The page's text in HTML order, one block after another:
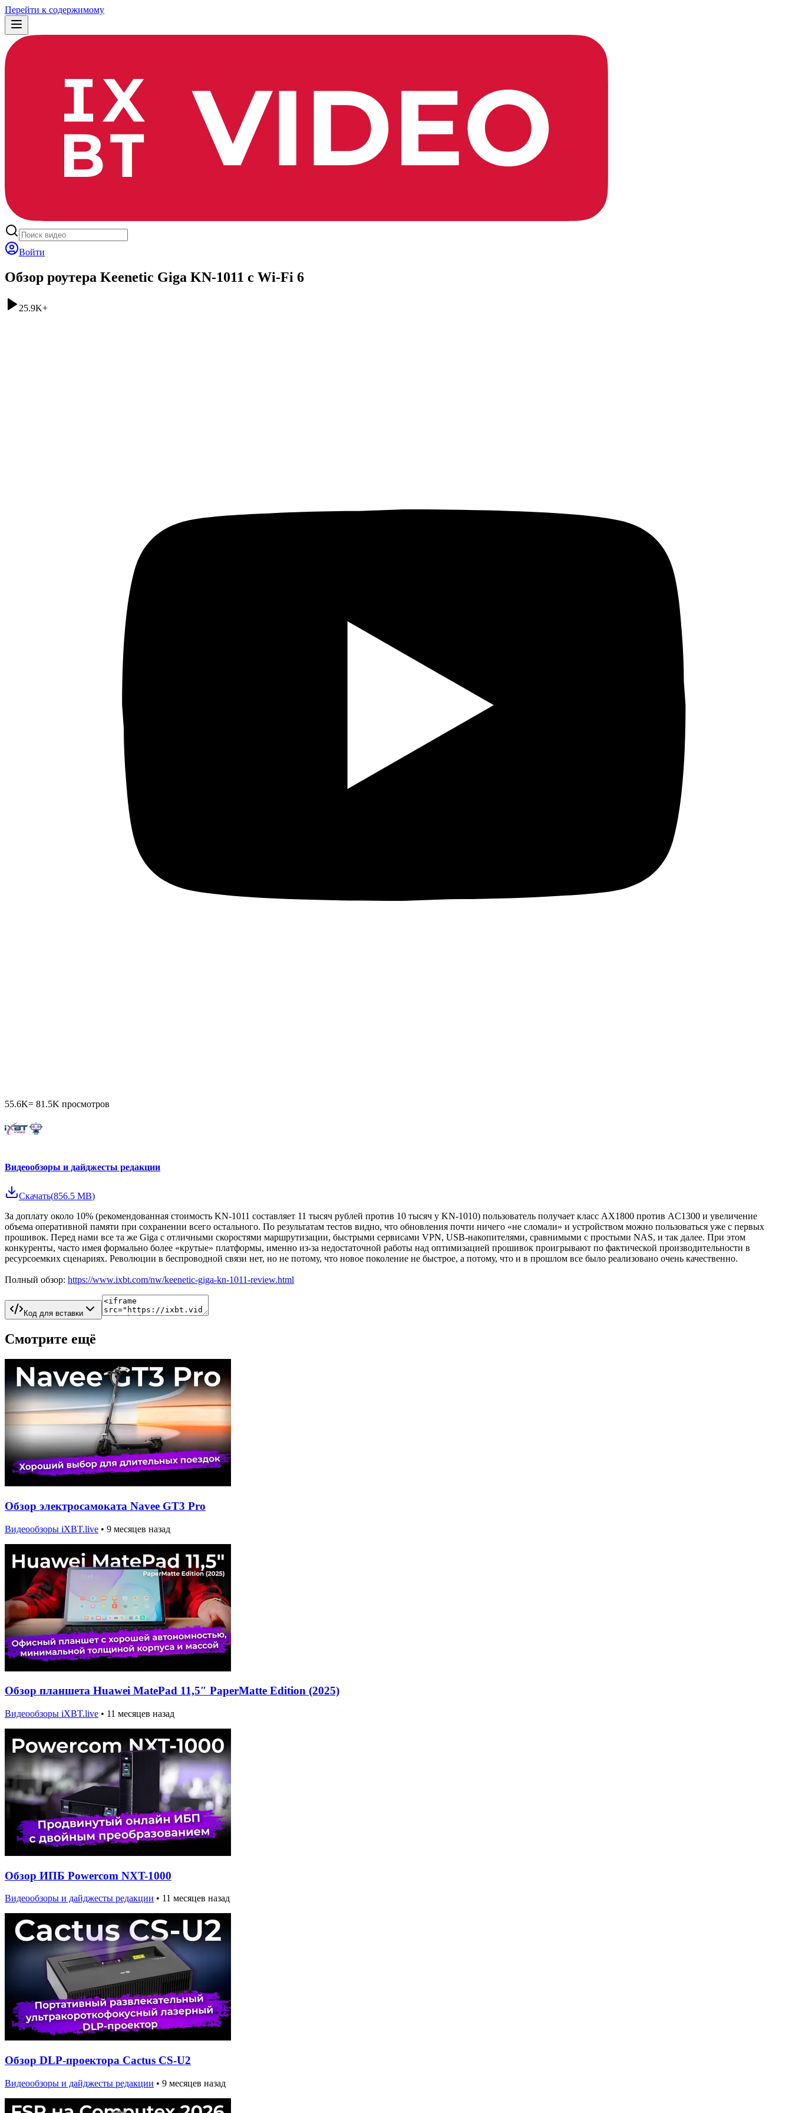
Перейти к содержимому
Войти
Обзор роутера Keenetic Giga KN-1011 с Wi-Fi 6
25.9K+
55.6K= 81.5K просмотров
Видеообзоры и дайджесты редакции
Скачать(856.5 MB)
За доплату около 10% (рекомендованная стоимость KN-1011 составляет 11 тысяч рублей против 10 тысяч у KN-1010) пользователь получает класс AX1800 против AC1300 и увеличение
объема оперативной памяти при сохранении всего остального. По результатам тестов видно, что обновления почти ничего «не сломали» и устройством можно пользоваться уже с первых
прошивок. Перед нами все та же Giga с отличными скоростями маршрутизации, быстрыми сервисами VPN, USB-накопителями, сравнимыми с простыми NAS, и так далее. При этом
конкуренты, часто имея формально более «крутые» платформы, именно из-за недостаточной работы над оптимизацией прошивок проигрывают по фактической производительности в
ресурсоемких сценариях. Революции в беспроводной связи нет, но не потому, что новое поколение не быстрое, а потому, что и в прошлом все было реализовано очень качественно.
Полный обзор: https://www.ixbt.com/nw/keenetic-giga-kn-1011-review.html
Код для вставки
Смотрите ещё
Обзор электросамоката Navee GT3 Pro
Видеообзоры iXBT.live • 9 месяцев назад
Обзор планшета Huawei MatePad 11,5″ PaperMatte Edition (2025)
Видеообзоры iXBT.live • 11 месяцев назад
Обзор ИПБ Powercom NXT-1000
Видеообзоры и дайджесты редакции • 11 месяцев назад
Обзор DLP-проектора Cactus CS-U2
Видеообзоры и дайджесты редакции • 9 месяцев назад